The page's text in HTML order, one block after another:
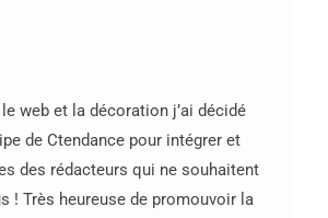
web et la décoration j’ai décidé
de Ctendance pour intégrer et
des rédacteurs qui ne souhaitent
! Très heureuse de promouvoir la